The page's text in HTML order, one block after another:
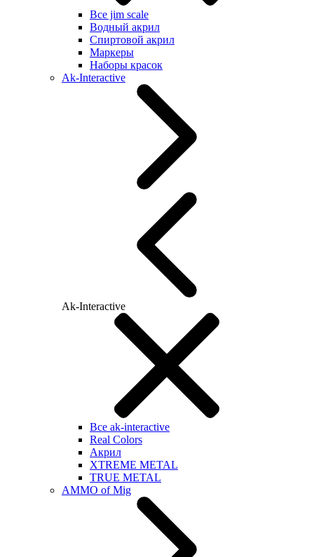
Все jim scale
Водный акрил
Спиртовой акрил
Маркеры
Наборы красок
Ak-Interactive
Ak-Interactive
Все ak-interactive
Real Colors
Акрил
XTREME METAL
TRUE METAL
AMMO of Mig